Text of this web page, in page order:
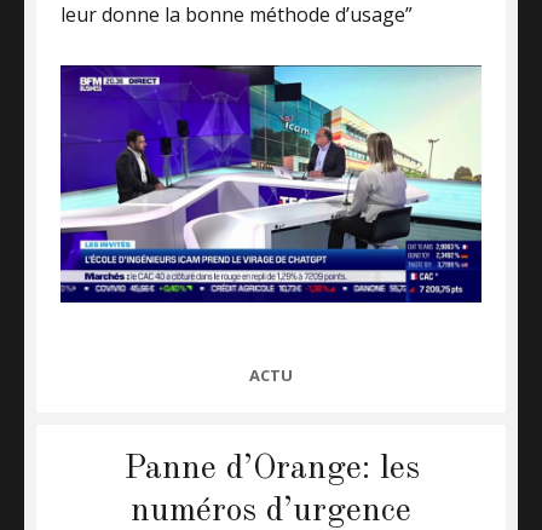
leur donne la bonne méthode d’usage”
CATEGORIES
ACTU
Panne d’Orange: les
numéros d’urgence